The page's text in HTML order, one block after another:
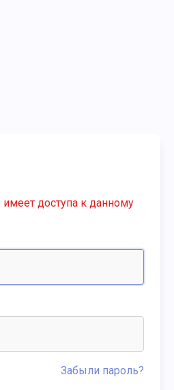
доступа к данному
Забыли пароль?